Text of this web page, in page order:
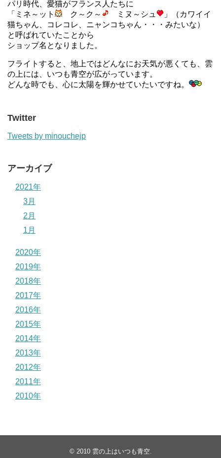
パリ時代、愛猫がフランス人たちに
「ミネ～ット
ク～ク～ ミヌ～シュ
」（カワイイ
猫ちゃん、コレコレ、ニャンコちゃん・・・みたいな）
と呼ばれていたことから
ショップ名となりました。
フライトすると、地上ではどんなにお天気が悪くても、雲
の上には、いつも青空が広がっています。
どんな時でも、心に太陽を輝かせていたいですね。
Twitter
Tweets by minouchejp
アーカイブ
2021年
3月
2月
1月
2020年
2019年
2018年
2017年
2016年
2015年
2014年
2013年
2012年
2011年
2010年
© 2010 雲の上はいつも青空.